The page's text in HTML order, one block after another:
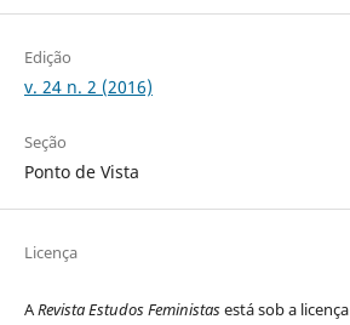
Edição
v. 24 n. 2 (2016)
Seção
Ponto de Vista
Licença
ARevista Estudos Feministasestá sob a licença